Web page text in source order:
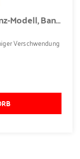
Workflow-Management Exzellenz-Modell, Band 1: Kriterien der Exzellenz
Verschwendung